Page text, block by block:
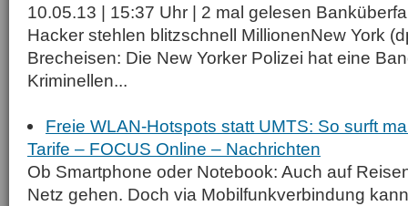
10.05.13 | 15:37 Uhr | 2 mal gelesen
Hacker stehlen blitzschnell MillionenNew York
Brecheisen: Die New Yorker Polizei hat eine
Kriminellen...
Freie WLAN-Hotspots statt UMTS: So surft
Tarife – FOCUS Online – Nachrichten
Ob Smartphone oder Notebook: Auch auf
Netz gehen. Doch via Mobilfunkverbindung